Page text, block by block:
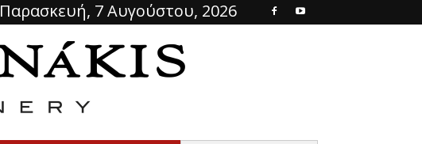
Παρασκευή, 7 Αυγούστου, 2026